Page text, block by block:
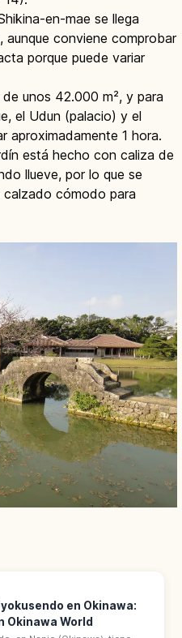
en-mae se llega
conviene comprobar
porque puede variar
unos 42.000 m², y para
el Udun (palacio) y el
aproximadamente 1 hora.
está hecho con caliza de
llueve, por lo que se
calzado cómodo para
en Okinawa:
Okinawa World